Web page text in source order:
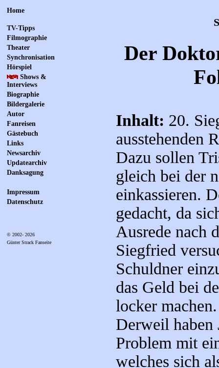
Home
TV-Tipps
Filmographie
Theater
Synchronisation
Hörspiel
Shows &
Interviews
Biographie
Bildergalerie
Autor
Fanreisen
Gästebuch
Links
Newsarchiv
Updatearchiv
Danksagung
Impressum
Datenschutz
© 2002- 2026
Günter Strack Fanseite
Der
Inhalt: 20.
ausstehenden
Dazu sollen
gleich bei der
einkassieren.
gedacht, da
Ausrede nach
Siegfried
Schuldner
das Geld bei
locker machen.
Derweil haben
Problem mit
welches sich